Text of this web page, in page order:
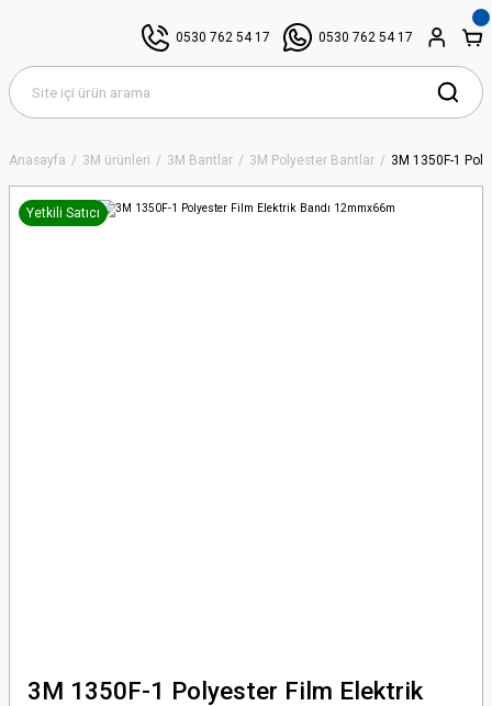
0530 762 54 17 0530 762 54 17
Anasayfa 3M ürünleri 3M Bantlar 3M Polyester Bantlar 3M 1350F-1
Yetkili Satıcı
3M 1350F-1 Polyester Film Elektrik